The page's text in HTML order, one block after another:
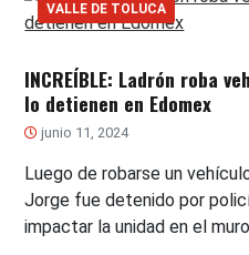
VALLE DE TOLUCA
INCREÍBLE: Ladrón roba
lo detienen en Edomex
junio 11, 2024
Luego de robarse un
Jorge fue detenido por
impactar la unidad en el